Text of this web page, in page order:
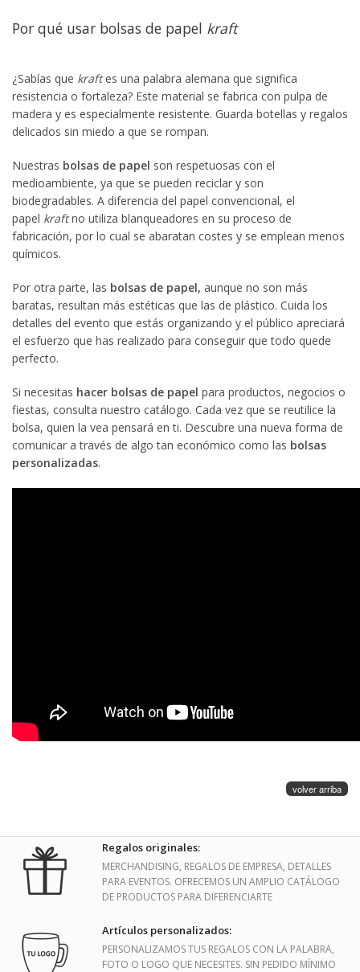
Por qué usar bolsas de papel kraft
¿Sabías que kraftes una palabra alemana que significa
resistencia o fortaleza? Este material se fabrica con pulpa de
madera y es especialmente resistente. Guarda botellas y regalos
delicados sin miedo a que se rompan.
Nuestras bolsas de papel son respetuosas con el
medioambiente, ya que se pueden reciclar y son
biodegradables. A diferencia del papel convencional, el
papel kraftno utiliza blanqueadores en su proceso de
fabricación, por lo cual se abaratan costes y se emplean menos
químicos.
Por otra parte, las bolsas de papel, aunque no son más
baratas, resultan más estéticas que las de plástico. Cuida los
detalles del evento que estás organizando y el público apreciará
el esfuerzo que has realizado para conseguir que todo quede
perfecto.
Si necesitas hacer bolsas de papel para productos, negocios o
fiestas, consulta nuestro catálogo. Cada vez que se reutilice la
bolsa, quien la vea pensará en ti. Descubre una nueva forma de
comunicar a través de algo tan económico como las bolsas
personalizadas.
volver arriba
Regalos originales:
MERCHANDISING, REGALOS DE EMPRESA, DETALLES
PARA EVENTOS. OFRECEMOS UN AMPLIO CATÁLOGO
DE PRODUCTOS PARA DIFERENCIARTE
Artículos personalizados:
PERSONALIZAMOS TUS REGALOS CON LA PALABRA,
FOTO O LOGO QUE NECESITES. SIN PEDIDO MÍNIMO